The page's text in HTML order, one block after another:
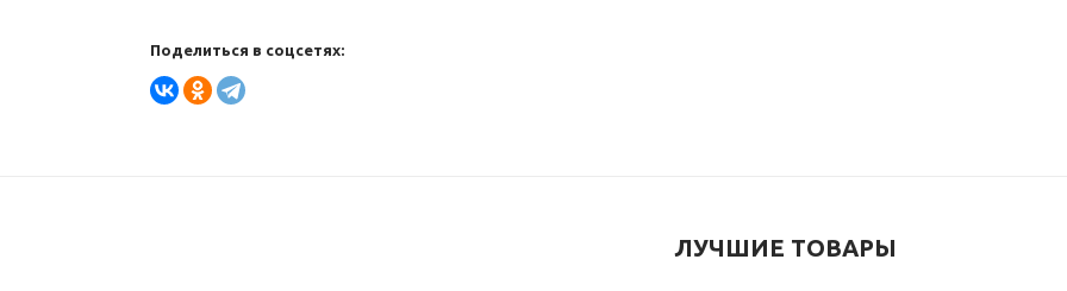
Поделиться в соцсетях:
ЛУЧШИЕ ТОВАРЫ